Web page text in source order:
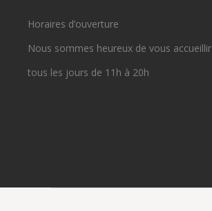
Horaires d’ouverture
Nous sommes heureux de vous accueillir
tous les jours de 11h à 20h